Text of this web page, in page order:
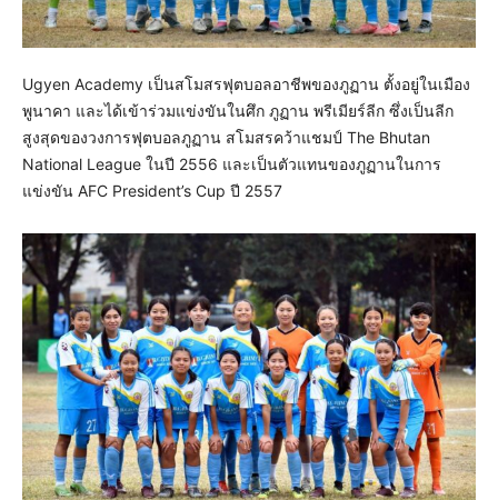
Ugyen Academy เป็นสโมสรฟุตบอลอาชีพของภูฏาน ตั้งอยู่ในเมือง
พูนาคา และได้เข้าร่วมแข่งขันในศึก ภูฏาน พรีเมียร์ลีก ซึ่งเป็นลีก
สูงสุดของวงการฟุตบอลภูฏาน สโมสรคว้าแชมป์ The Bhutan
National League ในปี 2556 และเป็นตัวแทนของภูฏานในการ
แข่งขัน AFC President’s Cup ปี 2557